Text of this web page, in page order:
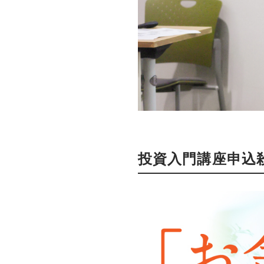
投資入門講座申込